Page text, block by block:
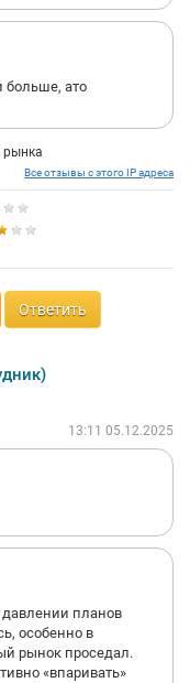
первым).
20 лет проработать
работать: убьёте
больше, ато
рынка
Все отзывы с этого IP адреса
Ответить
13:11 05.12.2025
давлении планов
особенно в
рынок проседал.
«впаривать»